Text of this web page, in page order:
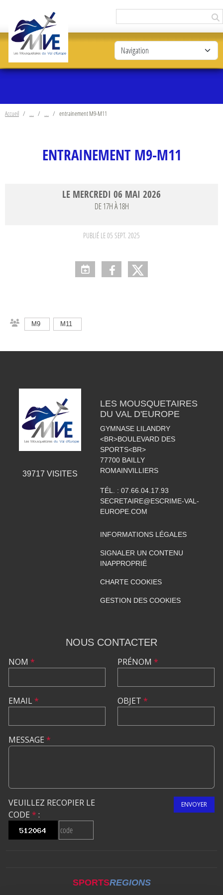
Accueil entrainement M9-M11
ENTRAINEMENT M9-M11
LE MERCREDI 06 MAI 2026
DE 17H À 18H
PUBLIÉ LE05 SEPT. 2025
M9 M11
39717 VISITES
LES MOUSQUETAIRES
DU VAL D'EUROPE
GYMNASE LILANDRY
<BR>BOULEVARD DES
SPORTS<BR>
77700 BAILLY
ROMAINVILLIERS
TÉL. : 07.66.04.17.93
SECRETAIRE@ESCRIME-VAL-
EUROPE.COM
INFORMATIONS LÉGALES
SIGNALER UN CONTENU
INAPPROPRIÉ
CHARTE COOKIES
GESTION DES COOKIES
NOUS CONTACTER
NOM *
EMAIL*
PRÉNOM *
OBJET *
MESSAGE *
VEUILLEZ RECOPIER LE
CODE * :
ENVOYER
SPORTSREGIONS